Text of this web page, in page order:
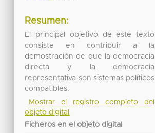
Resumen:
El principal objetivo de este texto
consiste en contribuir a la
demostración de que la democracia
directa y la democracia
representativa son sistemas políticos
compatibles.
Mostrar el registro completo del
objeto digital
Ficheros en el objeto digital